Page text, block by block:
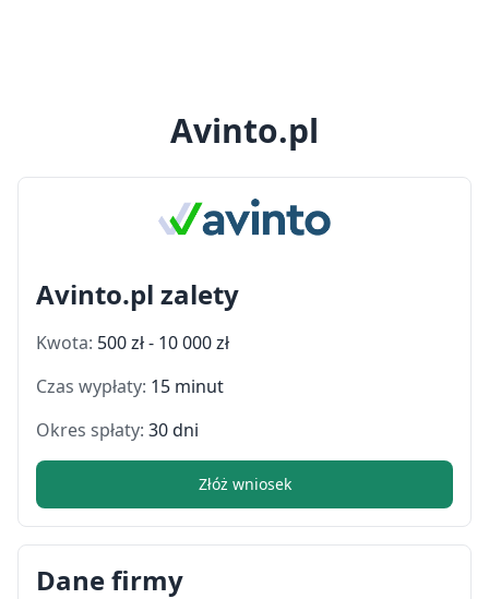
Avinto.pl
Avinto.pl zalety
Kwota: 500 zł - 10 000 zł
Czas wypłaty: 15 minut
Okres spłaty: 30 dni
Złóż wniosek
Dane firmy